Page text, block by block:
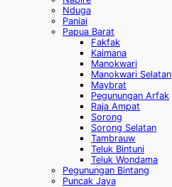
Nduga
Paniai
Papua Barat
Fakfak
Kaimana
Manokwari
Manokwari Selatan
Maybrat
Pegunungan Arfak
Raja Ampat
Sorong
Sorong Selatan
Tambrauw
Teluk Bintuni
Teluk Wondama
Pegunungan Bintang
Puncak Jaya